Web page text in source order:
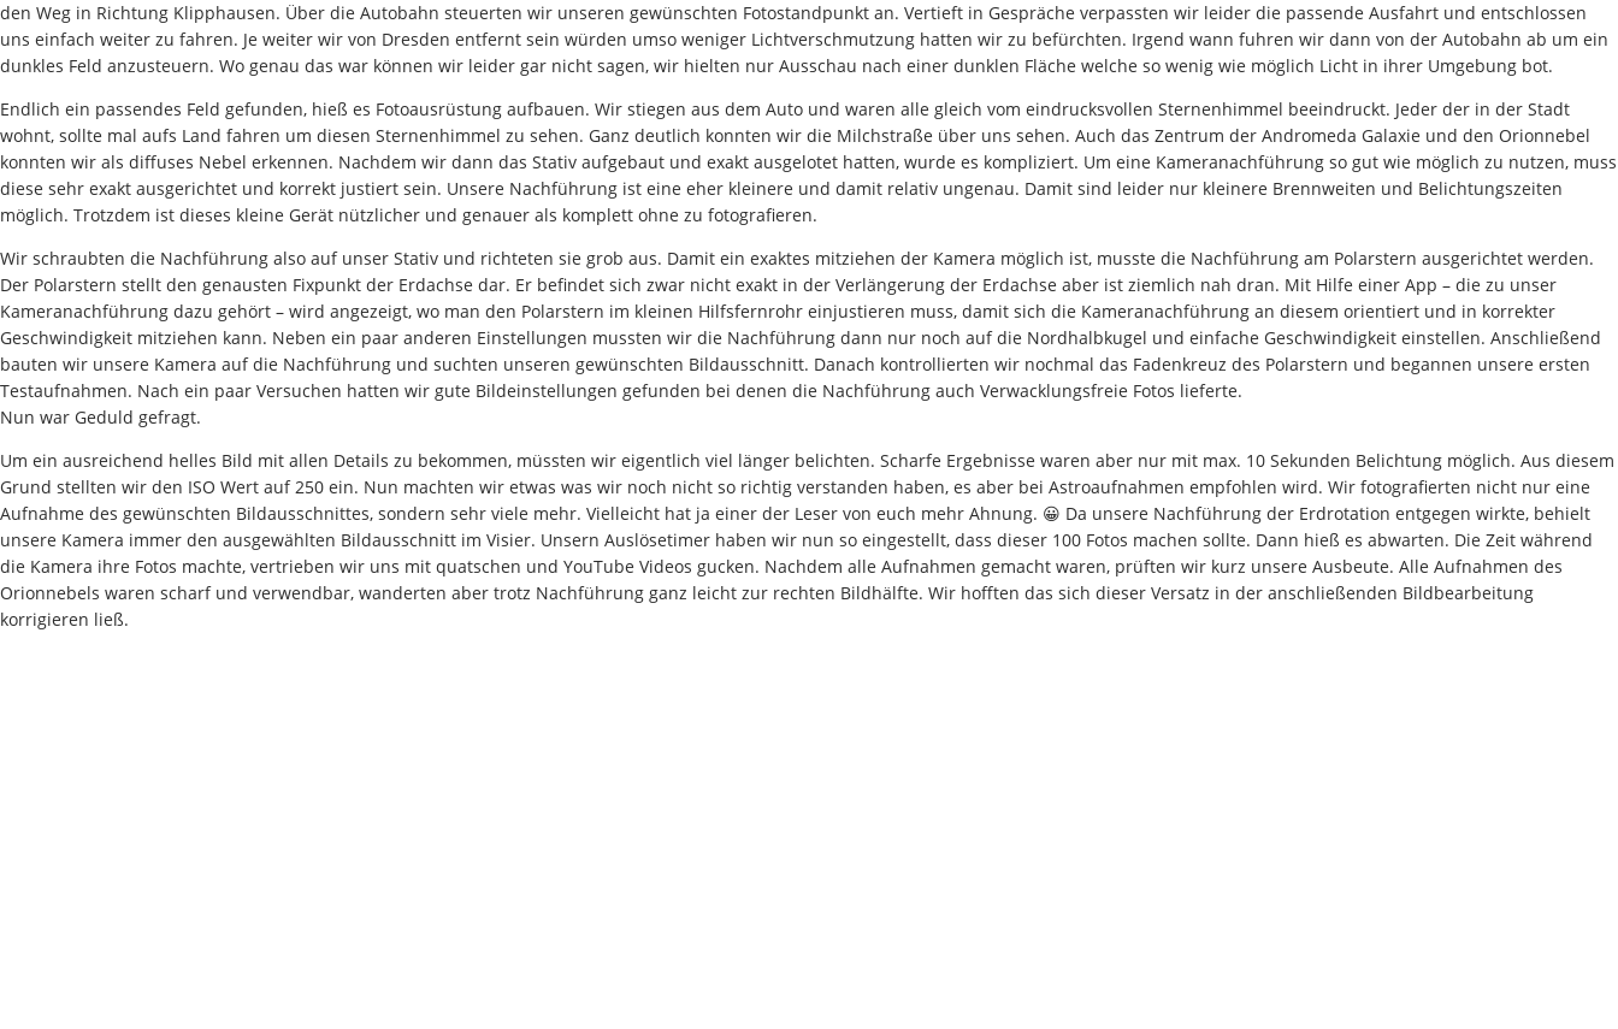
den Weg in Richtung Klipphausen. Über die Autobahn steuerten wir unseren gewünschten Fotostandpunkt an. Vertieft in Gespräche verpassten wir leider die passende Ausfahrt und entschlossen
uns einfach weiter zu fahren. Je weiter wir von Dresden entfernt sein würden umso weniger Lichtverschmutzung hatten wir zu befürchten. Irgend wann fuhren wir dann von der Autobahn ab um ein
dunkles Feld anzusteuern. Wo genau das war können wir leider gar nicht sagen, wir hielten nur Ausschau nach einer dunklen Fläche welche so wenig wie möglich Licht in ihrer Umgebung bot.
Endlich ein passendes Feld gefunden, hieß es Fotoausrüstung aufbauen. Wir stiegen aus dem Auto und waren alle gleich vom eindrucksvollen Sternenhimmel beeindruckt. Jeder der in der Stadt
wohnt, sollte mal aufs Land fahren um diesen Sternenhimmel zu sehen. Ganz deutlich konnten wir die Milchstraße über uns sehen. Auch das Zentrum der Andromeda Galaxie und den Orionnebel
konnten wir als diffuses Nebel erkennen. Nachdem wir dann das Stativ aufgebaut und exakt ausgelotet hatten, wurde es kompliziert. Um eine Kameranachführung so gut wie möglich zu nutzen, muss
diese sehr exakt ausgerichtet und korrekt justiert sein. Unsere Nachführung ist eine eher kleinere und damit relativ ungenau. Damit sind leider nur kleinere Brennweiten und Belichtungszeiten
möglich. Trotzdem ist dieses kleine Gerät nützlicher und genauer als komplett ohne zu fotografieren.
Wir schraubten die Nachführung also auf unser Stativ und richteten sie grob aus. Damit ein exaktes mitziehen der Kamera möglich ist, musste die Nachführung am Polarstern ausgerichtet werden.
Der Polarstern stellt den genausten Fixpunkt der Erdachse dar. Er befindet sich zwar nicht exakt in der Verlängerung der Erdachse aber ist ziemlich nah dran. Mit Hilfe einer App – die zu unser
Kameranachführung dazu gehört – wird angezeigt, wo man den Polarstern im kleinen Hilfsfernrohr einjustieren muss, damit sich die Kameranachführung an diesem orientiert und in korrekter
Geschwindigkeit mitziehen kann. Neben ein paar anderen Einstellungen mussten wir die Nachführung dann nur noch auf die Nordhalbkugel und einfache Geschwindigkeit einstellen. Anschließend
bauten wir unsere Kamera auf die Nachführung und suchten unseren gewünschten Bildausschnitt. Danach kontrollierten wir nochmal das Fadenkreuz des Polarstern und begannen unsere ersten
Testaufnahmen. Nach ein paar Versuchen hatten wir gute Bildeinstellungen gefunden bei denen die Nachführung auch Verwacklungsfreie Fotos lieferte.
Nun war Geduld gefragt.
Um ein ausreichend helles Bild mit allen Details zu bekommen, müssten wir eigentlich viel länger belichten. Scharfe Ergebnisse waren aber nur mit max. 10 Sekunden Belichtung möglich. Aus diesem
Grund stellten wir den ISO Wert auf 250 ein. Nun machten wir etwas was wir noch nicht so richtig verstanden haben, es aber bei Astroaufnahmen empfohlen wird. Wir fotografierten nicht nur eine
Aufnahme des gewünschten Bildausschnittes, sondern sehr viele mehr. Vielleicht hat ja einer der Leser von euch mehr Ahnung. 😀 Da unsere Nachführung der Erdrotation entgegen wirkte, behielt
unsere Kamera immer den ausgewählten Bildausschnitt im Visier. Unsern Auslösetimer haben wir nun so eingestellt, dass dieser 100 Fotos machen sollte. Dann hieß es abwarten. Die Zeit während
die Kamera ihre Fotos machte, vertrieben wir uns mit quatschen und YouTube Videos gucken. Nachdem alle Aufnahmen gemacht waren, prüften wir kurz unsere Ausbeute. Alle Aufnahmen des
Orionnebels waren scharf und verwendbar, wanderten aber trotz Nachführung ganz leicht zur rechten Bildhälfte. Wir hofften das sich dieser Versatz in der anschließenden Bildbearbeitung
korrigieren ließ.